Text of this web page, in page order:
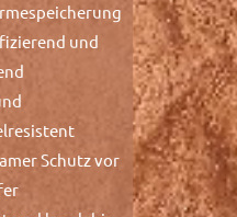
und
Schutz vor